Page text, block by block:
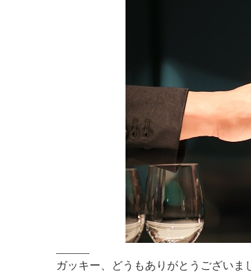
―――
ガッキー、どうもありがとうございま